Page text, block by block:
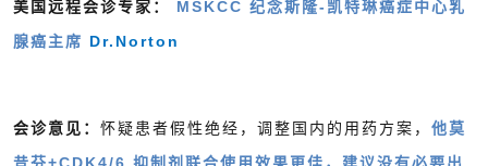
美国远程会诊专家：
MSKCC 纪念斯隆-凯特琳癌症中心乳
腺癌主席 Dr.Norton
会诊意见： 怀疑患者假性绝经，调整国内的用药方案， 他莫